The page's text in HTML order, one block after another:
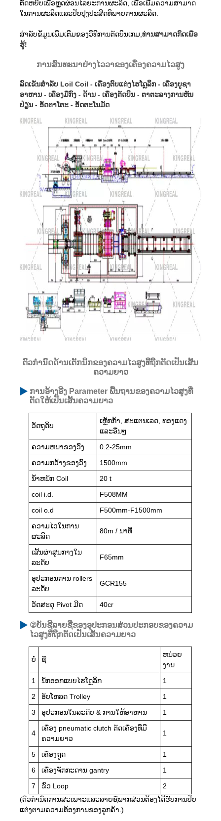
ຕັດຫຍິບເພື່ອຫຼຸດຜ່ອນໄລຍະການຜະລິດ, ເພື່ອເພີ່ມຄວາມສາມາດ
ໃນການຜະລິດແລະປັບປຸງປະສິດທິພາບການຜະລິດ.
ສໍາລັບຂໍ້ມູນເພີ່ມເຕີມຂອງວິທີການຕັດບິນເກມ, ທ່ານສາມາດກົດເພື່ອ
ຮູ້!
ການສົນທະນາຢ່າງໄວວາຂອງເຄື່ອງຄວາມໄວສູງ
ລົດເຂັນສໍາລັບ Loil Coil - ເຄື່ອງຕົບແຕ່ງໄຮໂດຼລິກ - ເຄື່ອງບູຊາ
ອາຫານ - ເຄື່ອງມືກົງ - ດ້ານ - ເຄື່ອງຕັດບິນ - ຕາຕະລາງການຫັນ
ປ່ຽນ - ອັດຕາໂຕະ - ອັດຕະໂນມັດ
ຕົວກໍານົດດ້ານເຕັກນິກຂອງຄວາມໄວສູງທີ່ຖືກຕັດເປັນເສັ້ນ
ຄວາມຍາວ
ການອ້າງອີງ Parameter ພື້ນຖານຂອງຄວາມໄວສູງທີ່
ຕັດໃຫ້ເປັນເສັ້ນຄວາມຍາວ
ວັດຖຸດິບ
ເຫຼັກກ້າ, ສະແຕນເລດ, ທອງແດງ
ແລະອື່ນໆ
ຄວາມຫນາຂອງວົງ
0.2-25mm
ຄວາມກວ້າງຂອງວົງ
1500mm
ນ້ໍາຫນັກ Coil
20 t
coil i.d.
F508MM
coil o.d
F500mm-F1500mm
ຄວາມໄວໃນການ
ຜະລິດ
80m / ນາທີ
ເສັ້ນຜ່າສູນກາງໃນ
ລະດັບ
F65mm
ອຸປະກອນການ rollers
ລະດັບ
GCR155
ວັດສະດຸ Pivot ມີດ 40cr
②ບັນຊີລາຍຊື່ຂອງອຸປະກອນສ່ວນປະກອບຂອງຄວາມ
ໄວສູງທີ່ຖືກຕັດເປັນເສັ້ນຄວາມຍາວ
ບໍ່ ຊື່
ຫນ່ວຍ
ງານ
1
ນັກອອກແບບໄຮໂດຼລິກ
1
2
ອັບໂຫລດ Trolley
1
3
ອຸປະກອນໃນລະດັບ & ການໃຫ້ອາຫານ 1
4
ເຄື່ອງ pneumatic clutch ຕັດເຄື່ອງທີ່ມີ
ຄວາມຍາວ
1
5 ເຄື່ອງຖູດ
1
6
ເຄື່ອງຈັກກະດານ gantry
1
7
ຂົວ Loop
2
(ຕົວກໍານົດການສະເພາະແລະລາຍຊື່ພາກສ່ວນຕ້ອງໄດ້ຮັບການປັບ
ແຕ່ງຕາມຄວາມຕ້ອງການຂອງລູກຄ້າ.)